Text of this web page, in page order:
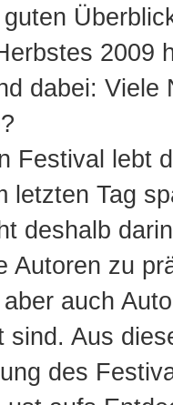
2009
dabei: Viele
Festival lebt
letzten Tag
deshalb
Autoren zu
auch
sind. Aus
des